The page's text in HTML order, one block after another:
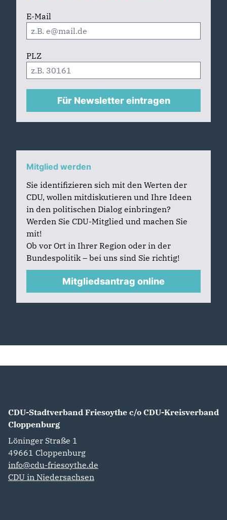
E-Mail
PLZ
Für Newsletter eintragen
Mitglied werden
Sie identifizieren sich mit den Werten der
CDU, wollen mitdiskutieren und Ihre Ideen
in den politischen Dialog einbringen?
Werden Sie CDU-Mitglied und machen Sie
mit!
Ob vor Ort in Ihrer Region oder in der
Bundespolitik – bei uns sind Sie richtig!
Mitgliedsantrag online
CDU-Stadtverband Friesoythe c/o CDU-Kreisverband
Cloppenburg
Löninger Straße 1
49661 Cloppenburg
info@cdu-friesoythe.de
CDU in Niedersachsen